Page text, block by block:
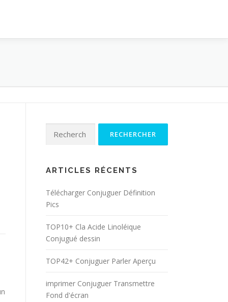
Rechercher :
ARTICLES RÉCENTS
Télécharger Conjuguer Définition
Pics
TOP10+ Cla Acide Linoléique
Conjugué dessin
TOP42+ Conjuguer Parler Aperçu
imprimer Conjuguer Transmettre
Fond d'écran